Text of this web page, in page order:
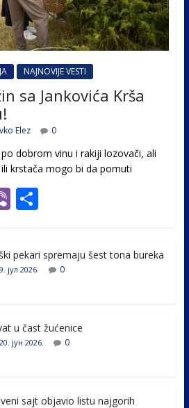
NAJNOVIJE VESTI
sa Jankovića Krša
Elez 0
dobrom vinu i rakiji lozovači, ali
krstača mogo bi da pomuti
Vi
er
S
e
pekari spremaju šest tona bureka
9. јул 2026. 0
u čast žućenice
20. јун 2026. 0
sajt objavio listu najgorih